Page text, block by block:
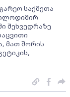
საქმეთა
შეხვედრაზე
მათ შორის